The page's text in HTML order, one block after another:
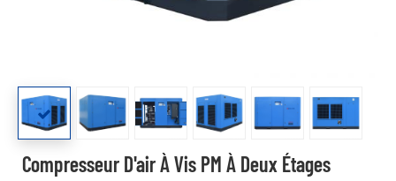
Compresseur D'air À Vis PM À Deux Étages